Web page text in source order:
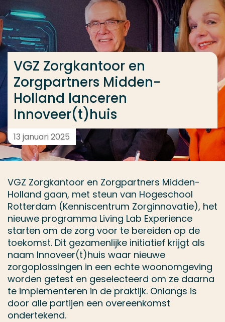
Ga direct naar de content
... > VGZ Zorgkantoor en Zorgpartners Midden-
VGZ Zorgkantoor en
Zorgpartners Midden-
Holland lanceren
Innoveer(t)huis
13 januari 2025
VGZ Zorgkantoor en Zorgpartners Midden-
Holland gaan, met steun van Hogeschool
Rotterdam (Kenniscentrum Zorginnovatie), het
nieuwe programma Living Lab Experience
starten om de zorg voor te bereiden op de
toekomst. Dit gezamenlijke initiatief krijgt als
naam Innoveer(t)huis waar nieuwe
zorgoplossingen in een echte woonomgeving
worden getest en geselecteerd om ze daarna
te implementeren in de praktijk. Onlangs is
door alle partijen een overeenkomst
ondertekend.
Veel gezocht
Opleiding